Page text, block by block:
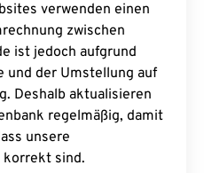
verwenden einen
zwischen
ist jedoch aufgrund
und der Umstellung auf
Deshalb aktualisieren
regelmäßig, damit
unsere
korrekt sind.